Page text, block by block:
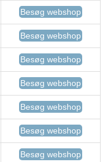
Besøg webshop
Besøg webshop
Besøg webshop
Besøg webshop
Besøg webshop
Besøg webshop
Besøg webshop